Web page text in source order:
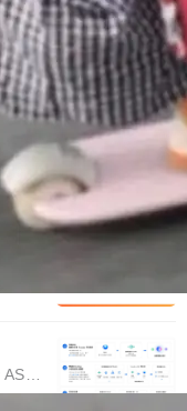
管
在开
Se
Vin
位全
步
一行
GitHu
Linu
Linu
件工
要载
百万
下
史的
、业
个文
统的
能
义
在
京一
活腾
核心
司AI
构
迁
移
录
圈
无
但
暗面
、M
显
队
上发
的